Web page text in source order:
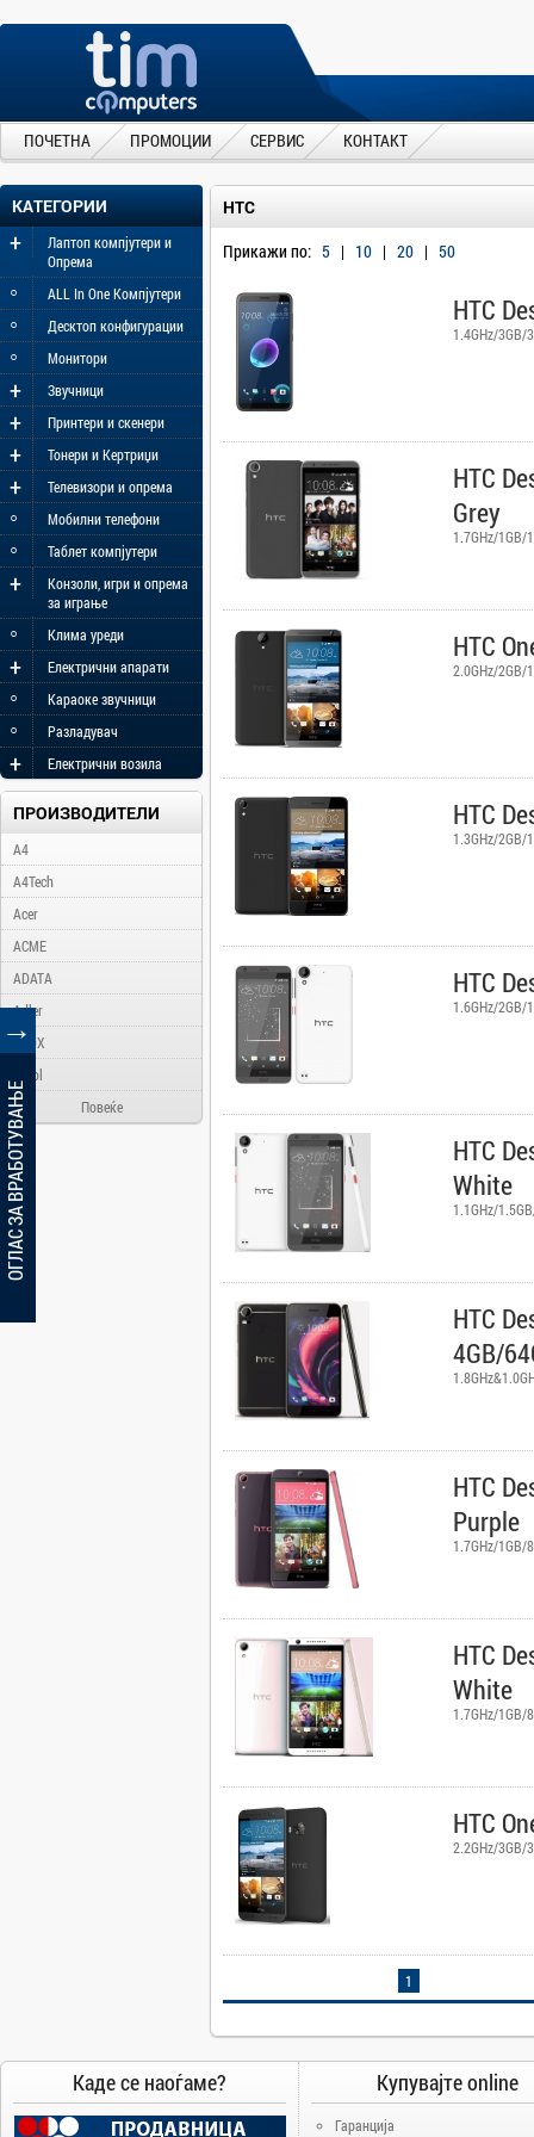
ПОЧЕТНА ПРОМОЦИИ СЕРВИС КОНТАКТ
КАТЕГОРИИ
Лаптоп компјутери и
Опрема
+
ALL In One Компјутери
◦
Десктоп конфигурации
◦
Монитори
◦
Звучници
+
Принтери и скенери
+
Тонери и Кертриџи
+
Телевизори и опрема
+
Мобилни телефони
◦
Таблет компјутери
◦
Конзоли, игри и опрема
за играње
+
Клима уреди
◦
Електрични апарати
+
Караоке звучници
◦
Разладувач
◦
Електрични возила
+
ПРОИЗВОДИТЕЛИ
A4
A4Tech
Acer
ACME
ADATA
Adler
AFOX
Ainol
Alcatel
Allview
Aloha Day
AMD
AOC
Apache
Dell
Повеќе
HTC
Прикажи по: 5 | 10 | 20 | 50
HTC
1.4GHz/3GB/
HTC
Grey
1.7GHz/1GB/
HTC
2.0GHz/2GB/
HTC
1.3GHz/2GB/
HTC
1.6GHz/2GB/
HTC
White
1.1GHz/
HTC
4GB/
HTC
Purple
1.7GHz/1GB/
HTC
White
1.7GHz/1GB/
HTC
2.2GHz/3GB/
1
ОГЛАС ЗА ВРАБОТУВАЊЕ
→
Каде се наоѓаме? Купувајте online
Гаранција